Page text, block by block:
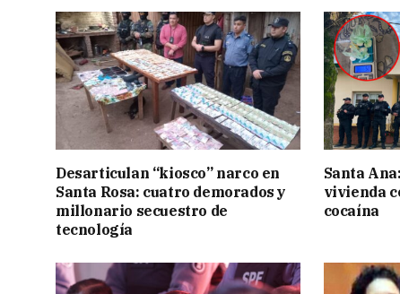
Desarticulan “kiosco” narco en
Santa Rosa: cuatro demorados y
millonario secuestro de
tecnología
Santa
vivienda
cocaína